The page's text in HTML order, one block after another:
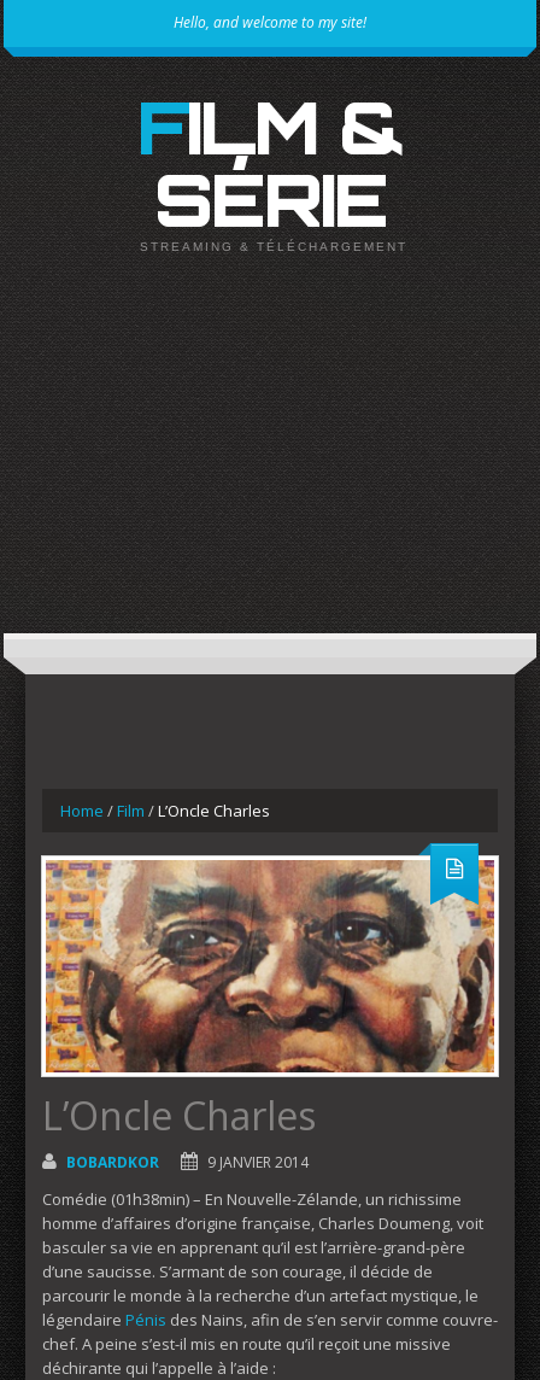
Hello, and welcome to my site!
FILM &
SÉRIE
STREAMING & TÉLÉCHARGEMENT
Home /Film /L’Oncle Charles
L’Oncle Charles
BOBARDKOR 9 JANVIER 2014
Comédie (01h38min) – En Nouvelle-Zélande, un richissime
homme d’affaires d’origine française, Charles Doumeng, voit
basculer sa vie en apprenant qu’il est l’arrière-grand-père
d’une saucisse. S’armant de son courage, il décide de
parcourir le monde à la recherche d’un artefact mystique, le
légendaire Pénis des Nains, afin de s’en servir comme couvre-
chef. A peine s’est-il mis en route qu’il reçoit une missive
déchirante qui l’appelle à l’aide :